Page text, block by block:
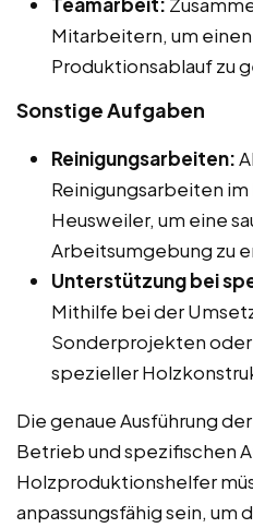
Mitarbeitern, um
Produktionsablauf zu
Sonstige Aufgaben
Reinigungsarbeiten:
Reinigungsarbeiten
Heusweiler, um eine
Arbeitsumgebung zu
Unterstützung bei
Mithilfe bei der
Sonderprojekten
spezieller
Die genaue Ausführung
Betrieb und spezifischen
Holzproduktionshelfer
anpassungsfähig sein, um